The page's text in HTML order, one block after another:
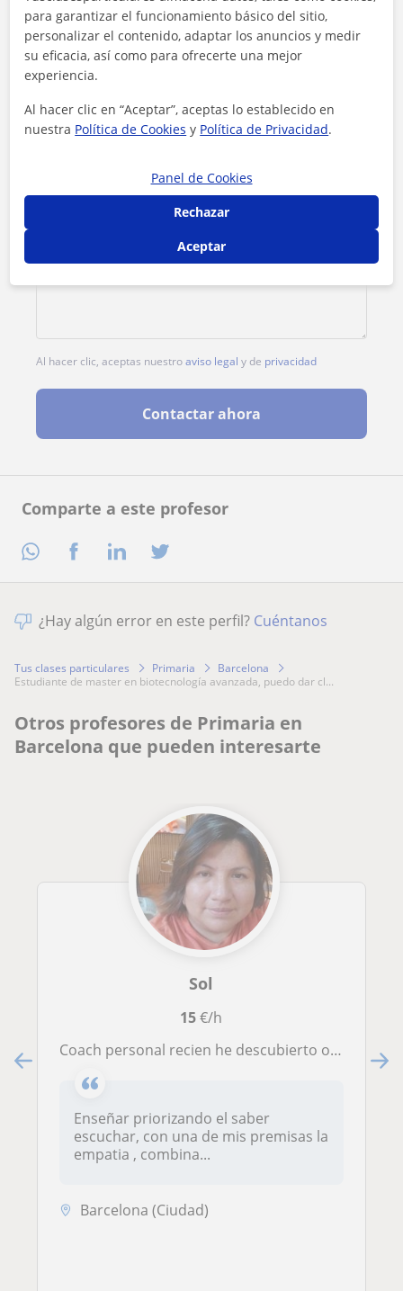
Comparte a este profesor
Al hacer clic, aceptas nuestroaviso legal y de privacidad
Contactar ahora
¿Hay algún error en este perfil? Cuéntanos
Tus clases particulares Primaria
Barcelona
estudiante de master en biotecnología avanzada, puedo dar cl...
Otros profesores de Primaria en
Barcelona que pueden interesarte
Sol
15€/h
Coach personal recien he descubierto otra de mis pasiones : ahora enfocada en la enseñanza y educación a niños
Enseñar priorizando el saber
escuchar, con una de mis premisas la
empatia , combina...
Barcelona (Ciudad)
para garantizar el funcionamiento básico del sitio,
personalizar el contenido, adaptar los anuncios y medir
su eficacia, así como para ofrecerte una mejor
experiencia.
Al hacer clic en “Aceptar”, aceptas lo establecido en
nuestra Política de Cookies y Política de Privacidad.
Panel de Cookies
Rechazar
Aceptar